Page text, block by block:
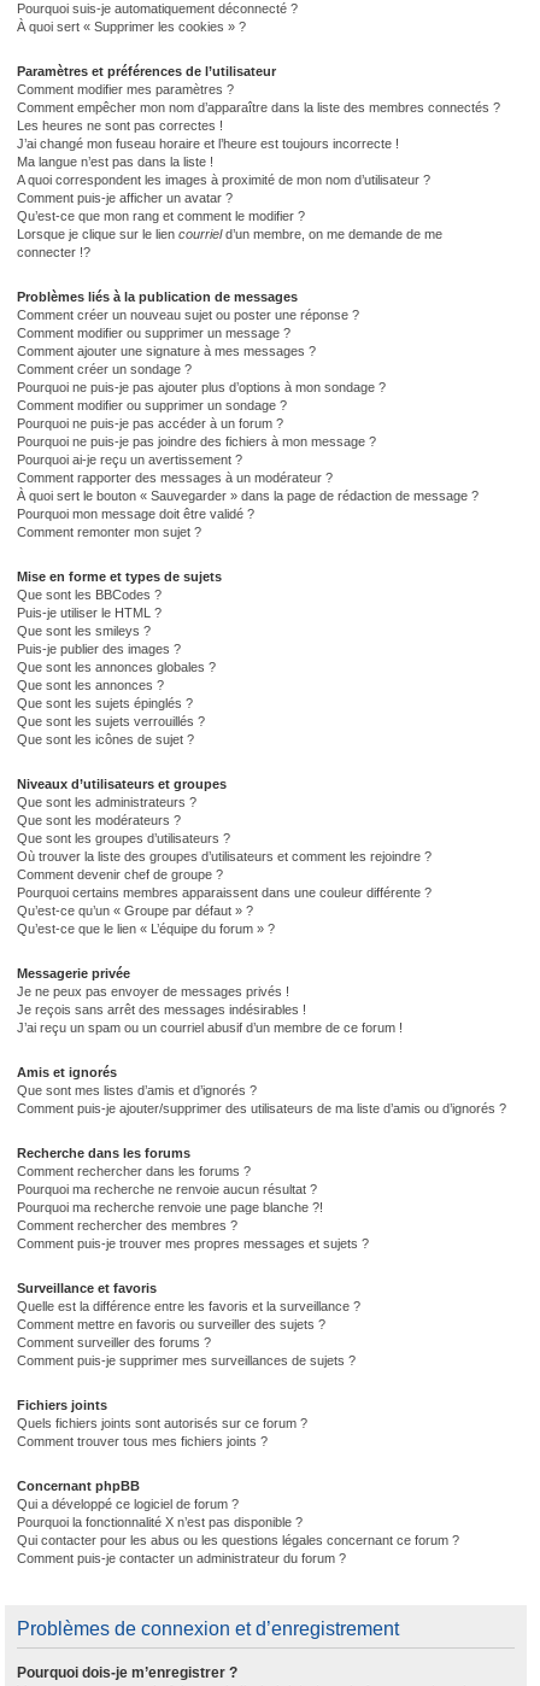
Pourquoi suis-je automatiquement déconnecté ?
À quoi sert « Supprimer les cookies » ?
Paramètres et préférences de l’utilisateur
Comment modifier mes paramètres ?
Comment empêcher mon nom d’apparaître dans la liste des membres connectés ?
Les heures ne sont pas correctes !
J’ai changé mon fuseau horaire et l’heure est toujours incorrecte !
Ma langue n’est pas dans la liste !
A quoi correspondent les images à proximité de mon nom d’utilisateur ?
Comment puis-je afficher un avatar ?
Qu’est-ce que mon rang et comment le modifier ?
Lorsque je clique sur le lien courrield’un membre, on me demande de me
connecter !?
Problèmes liés à la publication de messages
Comment créer un nouveau sujet ou poster une réponse ?
Comment modifier ou supprimer un message ?
Comment ajouter une signature à mes messages ?
Comment créer un sondage ?
Pourquoi ne puis-je pas ajouter plus d’options à mon sondage ?
Comment modifier ou supprimer un sondage ?
Pourquoi ne puis-je pas accéder à un forum ?
Pourquoi ne puis-je pas joindre des fichiers à mon message ?
Pourquoi ai-je reçu un avertissement ?
Comment rapporter des messages à un modérateur ?
À quoi sert le bouton « Sauvegarder » dans la page de rédaction de message ?
Pourquoi mon message doit être validé ?
Comment remonter mon sujet ?
Mise en forme et types de sujets
Que sont les BBCodes ?
Puis-je utiliser le HTML ?
Que sont les smileys ?
Puis-je publier des images ?
Que sont les annonces globales ?
Que sont les annonces ?
Que sont les sujets épinglés ?
Que sont les sujets verrouillés ?
Que sont les icônes de sujet ?
Niveaux d’utilisateurs et groupes
Que sont les administrateurs ?
Que sont les modérateurs ?
Que sont les groupes d’utilisateurs ?
Où trouver la liste des groupes d’utilisateurs et comment les rejoindre ?
Comment devenir chef de groupe ?
Pourquoi certains membres apparaissent dans une couleur différente ?
Qu’est-ce qu’un « Groupe par défaut » ?
Qu’est-ce que le lien « L’équipe du forum » ?
Messagerie privée
Je ne peux pas envoyer de messages privés !
Je reçois sans arrêt des messages indésirables !
J’ai reçu un spam ou un courriel abusif d’un membre de ce forum !
Amis et ignorés
Que sont mes listes d’amis et d’ignorés ?
Comment puis-je ajouter/supprimer des utilisateurs de ma liste d’amis ou d’ignorés ?
Recherche dans les forums
Comment rechercher dans les forums ?
Pourquoi ma recherche ne renvoie aucun résultat ?
Pourquoi ma recherche renvoie une page blanche ?!
Comment rechercher des membres ?
Comment puis-je trouver mes propres messages et sujets ?
Surveillance et favoris
Quelle est la différence entre les favoris et la surveillance ?
Comment mettre en favoris ou surveiller des sujets ?
Comment surveiller des forums ?
Comment puis-je supprimer mes surveillances de sujets ?
Fichiers joints
Quels fichiers joints sont autorisés sur ce forum ?
Comment trouver tous mes fichiers joints ?
Concernant phpBB
Qui a développé ce logiciel de forum ?
Pourquoi la fonctionnalité X n’est pas disponible ?
Qui contacter pour les abus ou les questions légales concernant ce forum ?
Comment puis-je contacter un administrateur du forum ?
Problèmes de connexion et d’enregistrement
Pourquoi dois-je m’enregistrer ?